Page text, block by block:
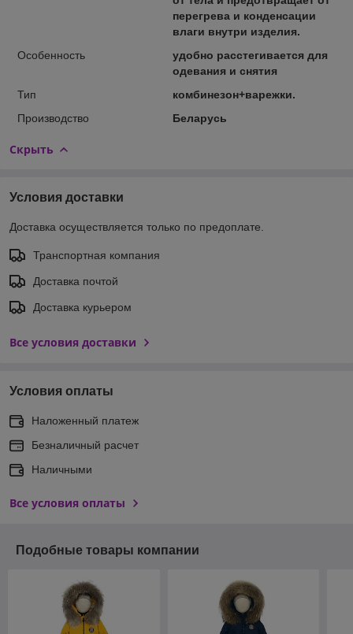
перегрева и конденсации
влаги внутри изделия.
Особенность
удобно расстегивается для
одевания и снятия
Тип
комбинезон+варежки.
Производство
Беларусь
Скрыть
Условия доставки
Доставка осуществляется только по предоплате.
Транспортная компания
Доставка почтой
Доставка курьером
Все условия доставки
Условия оплаты
Наложенный платеж
Безналичный расчет
Наличными
Все условия оплаты
Подобные товары компании